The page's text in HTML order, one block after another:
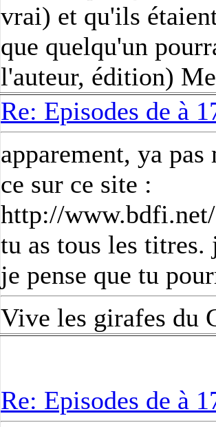
vrai) et qu'ils
que quelqu'un
l'auteur, édition)
Re: Episodes de à
apparement, ya
ce sur ce site :
http://
tu as tous les titres.
je pense que tu
Vive les girafes du
Re: Episodes de à